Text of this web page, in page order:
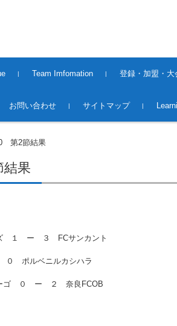
2008〜2013Season
2014〜2015Season
2015〜2016Season
2016〜2017Season
2017〜2018Season
2018〜2019season
2019~2020season
2020〜2021 season
2021〜2022 season
2022〜2023 season
2023〜2024 season
2024〜2025 season
2025〜2026 Season
2016〜2017 Season（大
2017〜2018 Season（大
2018~2019season（大会）
2019～2020season（大会）
2020～2021season（大会）
2021～2022season（大会）
2022～2023season（大会）
2023～2024season（大会）
2024〜2025season(大会）
2025〜2026season(大会）
Team Imfomation
Premiere League Team
1st.Division Team
2nd.Division Team
Middles League Team【O5
登録・加盟・
登録・加盟
大会エントリー
大会エントリー
大会エントリー
大会エントリー
大会エントリー
大会エントリー
大会エントリー
大会エントリー
お問い合わせ サイトマップ
第2節結果
果
ズ １ ー ３ FCサンカント
ポルベニルカシハラ
ーゴ ０ ー ２ 奈良FCOB